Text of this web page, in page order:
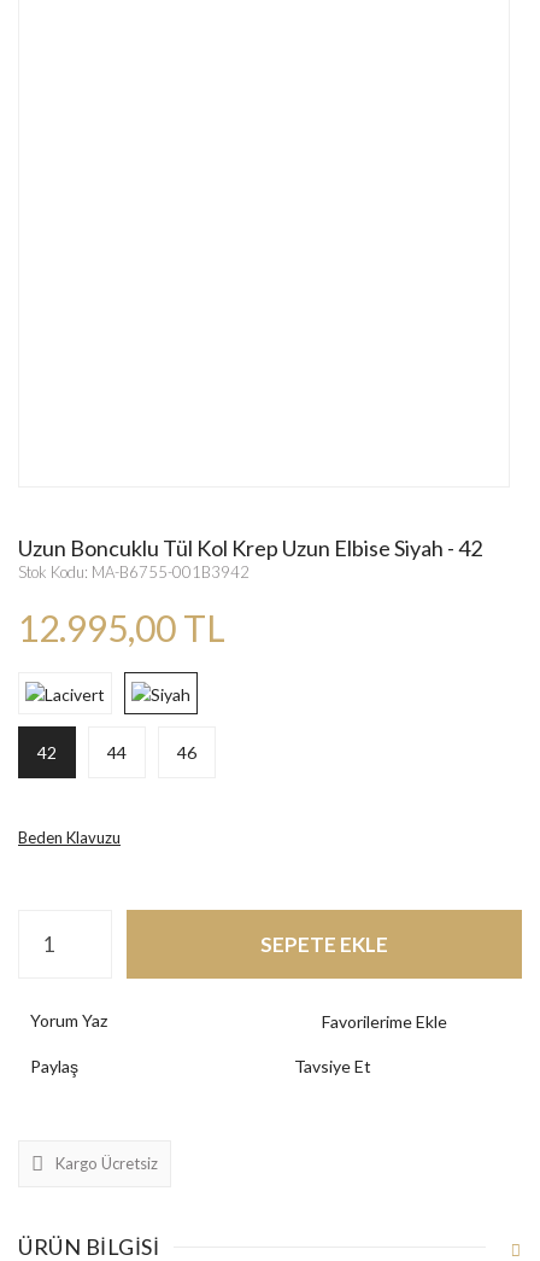
Uzun Boncuklu Tül Kol Krep Uzun Elbise Siyah - 42
Stok Kodu: MA-B6755-001B3942
12.995,00 TL
42 44 46
Beden Klavuzu
SEPETE EKLE
Yorum Yaz
Paylaş Tavsiye Et
Kargo Ücretsiz
ÜRÜN BILGISI